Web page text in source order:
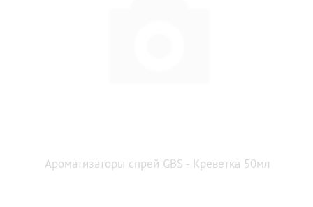
Ароматизаторы спрей GBS - Креветка 50мл